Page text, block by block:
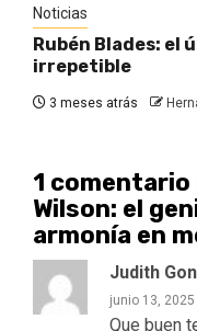
Noticias
Rubén Blades: el
irrepetible
3 meses atrás
1 comentario
Wilson: el
armonía en
Judith
junio 13,
Que buen